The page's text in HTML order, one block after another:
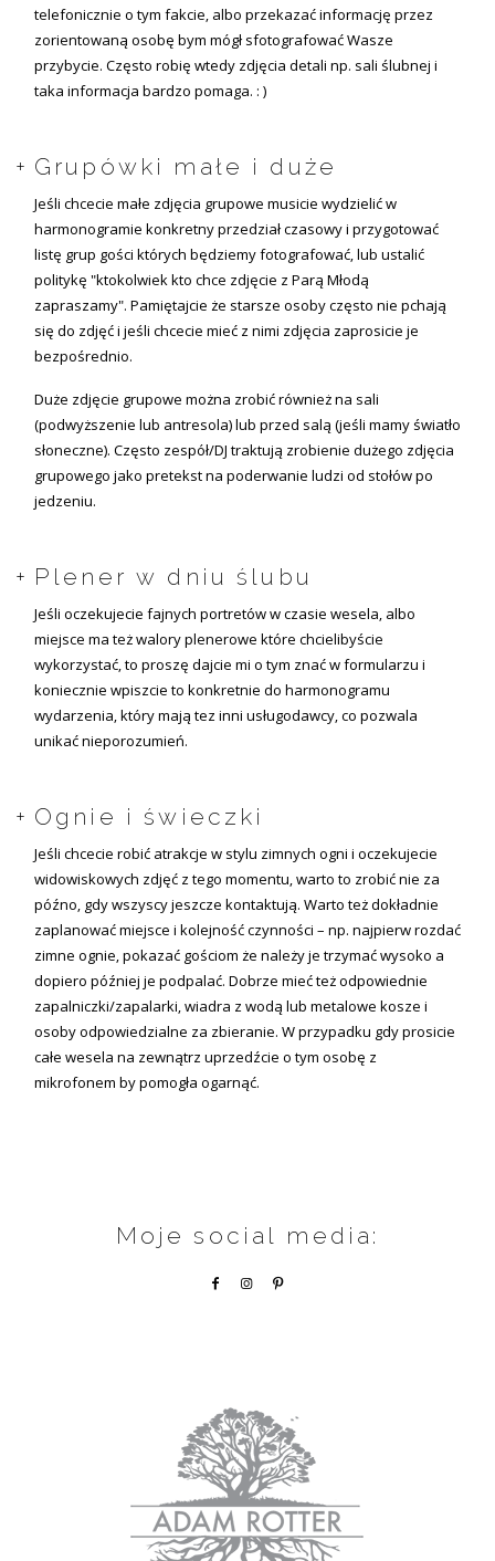
telefonicznie o tym fakcie, albo przekazać informację przez
zorientowaną osobę bym mógł sfotografować Wasze
przybycie. Często robię wtedy zdjęcia detali np. sali ślubnej i
taka informacja bardzo pomaga. : )
Grupówki małe i duże
Jeśli chcecie małe zdjęcia grupowe musicie wydzielić w
harmonogramie konkretny przedział czasowy i przygotować
listę grup gości których będziemy fotografować, lub ustalić
politykę "ktokolwiek kto chce zdjęcie z Parą Młodą
zapraszamy". Pamiętajcie że starsze osoby często nie pchają
się do zdjęć i jeśli chcecie mieć z nimi zdjęcia zaprosicie je
bezpośrednio.
Duże zdjęcie grupowe można zrobić również na sali
(podwyższenie lub antresola) lub przed salą (jeśli mamy światło
słoneczne). Często zespół/DJ traktują zrobienie dużego zdjęcia
grupowego jako pretekst na poderwanie ludzi od stołów po
jedzeniu.
Plener w dniu ślubu
Jeśli oczekujecie fajnych portretów w czasie wesela, albo
miejsce ma też walory plenerowe które chcielibyście
wykorzystać, to proszę dajcie mi o tym znać w formularzu i
koniecznie wpiszcie to konkretnie do harmonogramu
wydarzenia, który mają tez inni usługodawcy, co pozwala
unikać nieporozumień.
Ognie i świeczki
Jeśli chcecie robić atrakcje w stylu zimnych ogni i oczekujecie
widowiskowych zdjęć z tego momentu, warto to zrobić nie za
późno, gdy wszyscy jeszcze kontaktują. Warto też dokładnie
zaplanować miejsce i kolejność czynności – np. najpierw rozdać
zimne ognie, pokazać gościom że należy je trzymać wysoko a
dopiero później je podpalać. Dobrze mieć też odpowiednie
zapalniczki/zapalarki, wiadra z wodą lub metalowe kosze i
osoby odpowiedzialne za zbieranie. W przypadku gdy prosicie
całe wesela na zewnątrz uprzedźcie o tym osobę z
mikrofonem by pomogła ogarnąć.
Moje social media: